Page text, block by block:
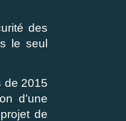
des
le seul
de 2015
d’une
de